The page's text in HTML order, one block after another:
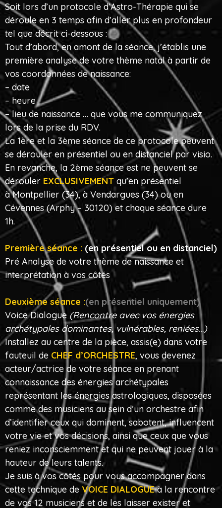
Soit lors d’un protocole d’Astro-Thérapie qui se
déroule en 3 temps afin d’aller plus en profondeur
tel que décrit ci-dessous :
Tout d’abord, en amont de la séance, j’établis une
première analyse de votre thème natal à partir de
vos coordonnées de naissance:
– date
– heure
– lieu de naissance … que vous me communiquez
lors de la prise du RDV.
La 1ère et la 3ème séance de ce protocole peuvent
se dérouler en présentiel ou en distanciel par visio.
En revanche, la 2ème séance est ne peuvent se
dérouler EXCLUSIVEMENT qu’en présentiel
à Montpellier (34), à Vendargues (34) ou en
Cévennes (Arphy – 30120) et chaque séance dure
1h.
Première séance : (en présentiel ou en distanciel)
Pré Analyse de votre thème de naissance et
interprétation à vos côtés
Deuxième séance :(en présentiel uniquement)
Voice Dialogue (Rencontre avec vos énergies
archétypales dominantes, vulnérables, reniées…)
Installez au centre de la pièce, assis(e) dans votre
fauteuil de CHEF d’ORCHESTRE, vous devenez
acteur/actrice de votre séance en prenant
connaissance des énergies archétypales
représentant les énergies astrologiques, disposées
comme des musiciens au sein d’un orchestre afin
d’identifier ceux qui dominent, sabotent, influencent
votre vie et vos décisions, ainsi que ceux que vous
reniez inconsciemment et qui ne peuvent jouer à la
hauteur de leurs talents.
Je suis à vos côtés pour vous accompagner dans
cette technique de VOICE DIALOGUEà la rencontre
de vos 12 musiciens et de les laisser exister et